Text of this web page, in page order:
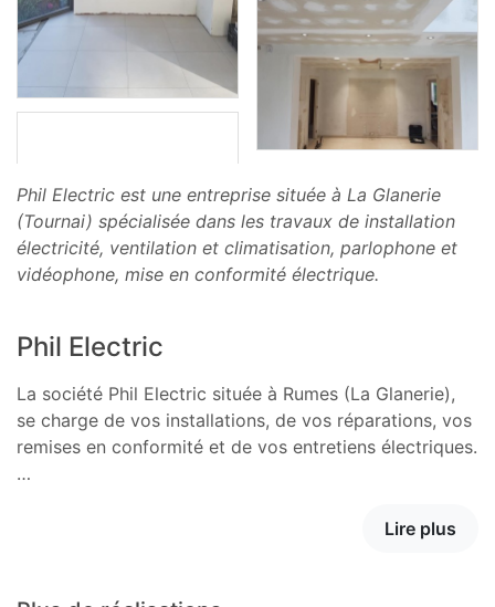
Phil Electric est une entreprise située à La Glanerie
(Tournai) spécialisée dans les travaux de installation
électricité, ventilation et climatisation, parlophone et
vidéophone, mise en conformité électrique.
Phil Electric
La société Phil Electric située à Rumes (La Glanerie),
se charge de vos installations, de vos réparations, vos
remises en conformité et de vos entretiens électriques.
…
Lire plus